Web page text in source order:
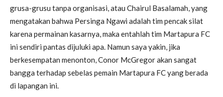
grusa-grusu tanpa organisasi, atau Chairul Basalamah, yang
mengatakan bahwa Persinga Ngawi adalah tim pencak silat
karena permainan kasarnya, maka entahlah tim Martapura FC
ini sendiri pantas dijuluki apa. Namun saya yakin, jika
berkesempatan menonton, Conor McGregor akan sangat
bangga terhadap sebelas pemain Martapura FC yang berada
di lapangan ini.